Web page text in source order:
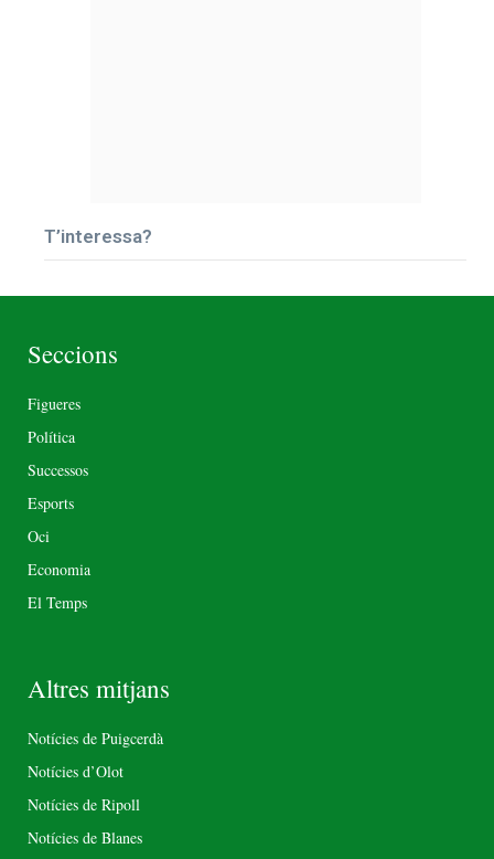
T’interessa?
Seccions
Figueres
Política
Successos
Esports
Oci
Economia
El Temps
Altres mitjans
Notícies de Puigcerdà
Notícies d’Olot
Notícies de Ripoll
Notícies de Blanes